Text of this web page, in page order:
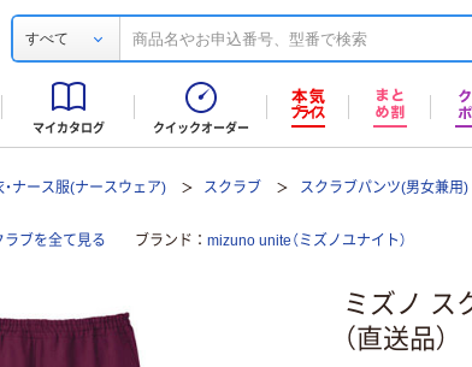
すべて
マイカタログ クイックオーダー
・ナース服(ナースウェア) スクラブ スクラブパンツ(男女兼用)
ラブを全て見る ブランド mizuno unite（ミズノユナイト）
ミズノ ス
（直送品）